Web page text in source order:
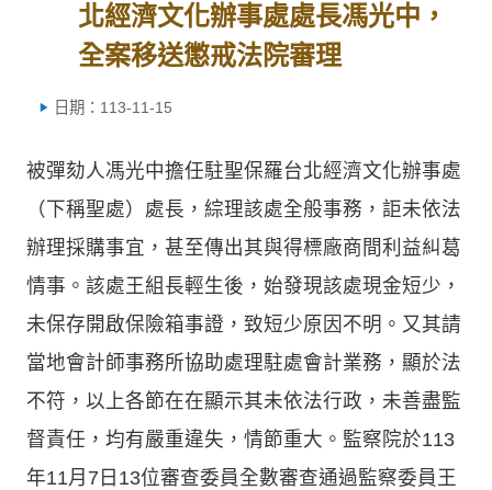
北經濟文化辦事處處長馮光中，
全案移送懲戒法院審理
日期：113-11-15
被彈劾人馮光中擔任駐聖保羅台北經濟文化辦事處
（下稱聖處）處長，綜理該處全般事務，詎未依法
辦理採購事宜，甚至傳出其與得標廠商間利益糾葛
情事。該處王組長輕生後，始發現該處現金短少，
未保存開啟保險箱事證，致短少原因不明。又其請
當地會計師事務所協助處理駐處會計業務，顯於法
不符，以上各節在在顯示其未依法行政，未善盡監
督責任，均有嚴重違失，情節重大。監察院於113
年11月7日13位審查委員全數審查通過監察委員王